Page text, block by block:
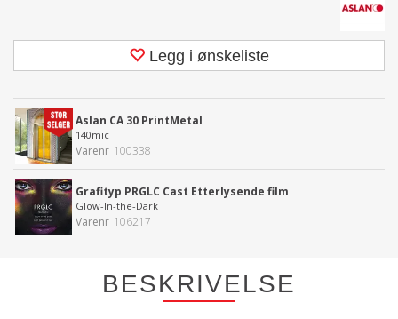
Legg i ønskeliste
Aslan CA 30 PrintMetal
140mic
Varenr 100338
Grafityp PRGLC Cast Etterlysende film
Glow-In-the-Dark
Varenr 106217
BESKRIVELSE